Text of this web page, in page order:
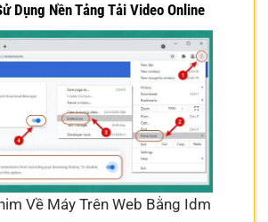
Dụng Nền Tảng Tải Video Online
Về Máy Trên Web Bằng Idm